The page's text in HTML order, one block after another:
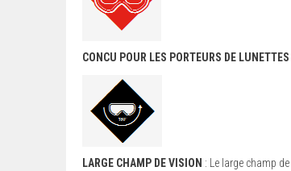
CONCU POUR LES PORTEURS DE LUNETTES
LARGE CHAMP DE VISION : Le large champ